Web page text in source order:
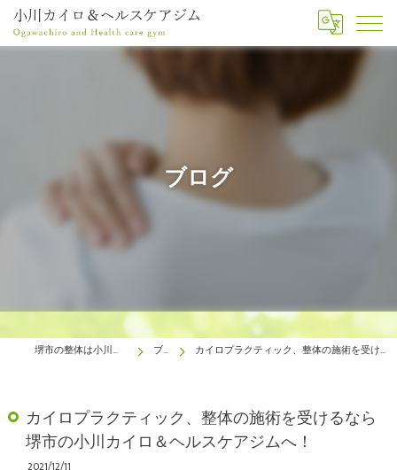
ブログ
堺市の整体は小川カイロ＆ヘルスケアジム ブログ カイロプラクティック、整体の施術を受けるなら堺市の小川カイロ＆ヘルスケアジムへ！
カイロプラクティック、整体の施術を受けるなら
堺市の小川カイロ＆ヘルスケアジムへ！